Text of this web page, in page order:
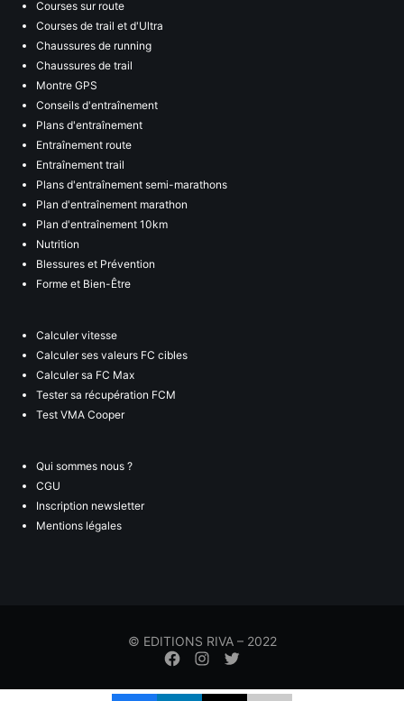
Courses sur route
Courses de trail et d'Ultra
Chaussures de running
Chaussures de trail
Montre GPS
Conseils d'entraînement
Plans d'entraînement
Entraînement route
Entraînement trail
Plans d'entraînement semi-marathons
Plan d'entraînement marathon
Plan d'entraînement 10km
Nutrition
Blessures et Prévention
Forme et Bien-Être
Calculer vitesse
Calculer ses valeurs FC cibles
Calculer sa FC Max
Tester sa récupération FCM
Test VMA Cooper
Qui sommes nous ?
CGU
Inscription newsletter
Mentions légales
© EDITIONS RIVA – 2022
Élément
menude
de